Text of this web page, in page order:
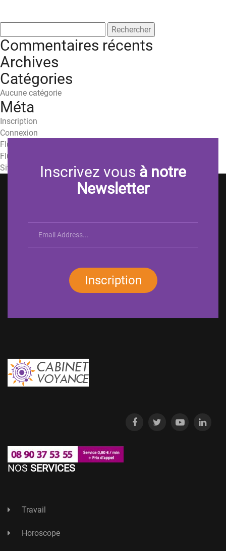
Commentaires récents
Archives
Catégories
Aucune catégorie
Méta
Inscription
Connexion
Flux des publications
Flux des commentaires
Site de WordPress-FRInscrivez vous à notre
Newsletter
Inscription
NOS SERVICES
Travail
Horoscope